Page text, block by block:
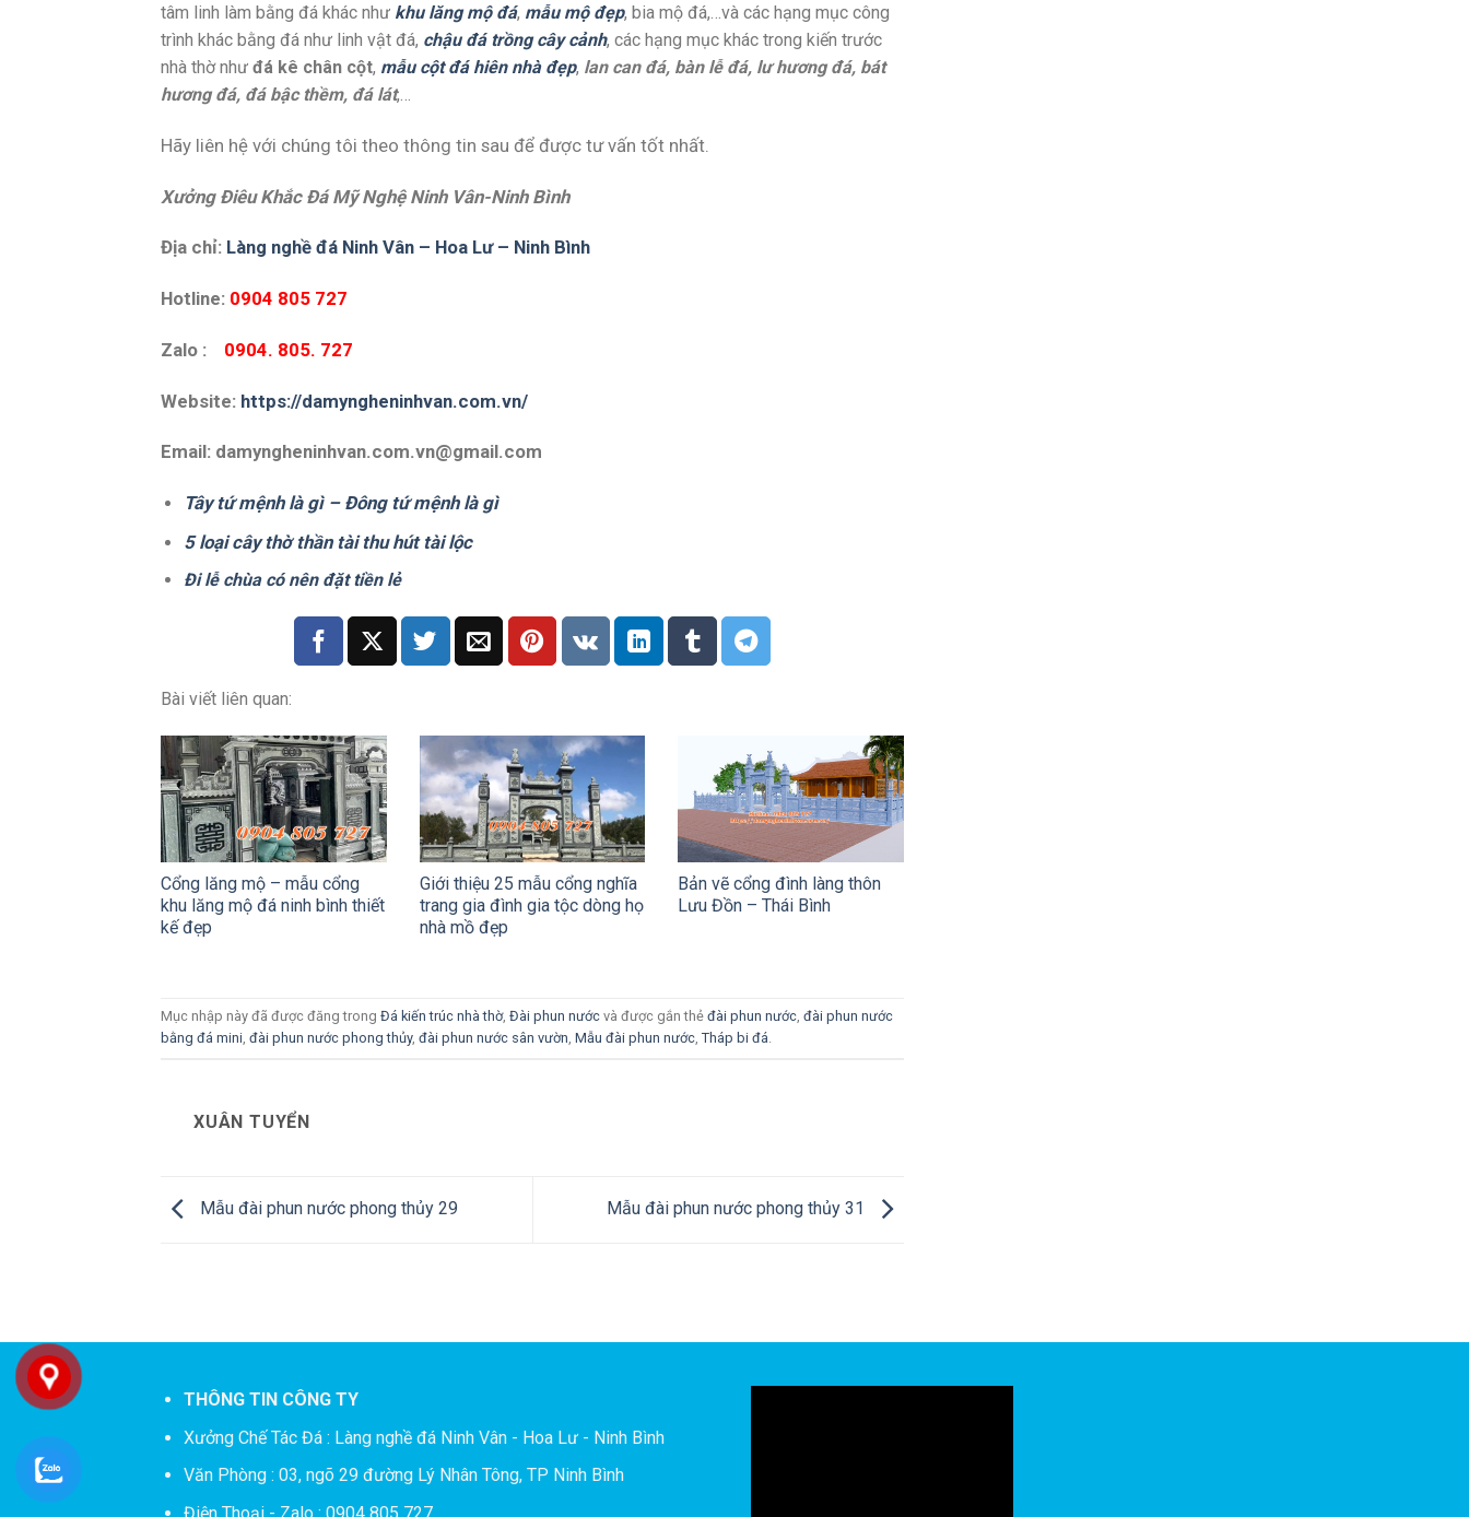
tâm linh làm bằng đá khác như khu lăng mộ đá, mẫu mộ đẹp, bia mộ đá,…và các hạng mục công
trình khác bằng đá như linh vật đá, chậu đá trồng cây cảnh, các hạng mục khác trong kiến trước
nhà thờ như đá kê chân cột, mẫu cột đá hiên nhà đẹp, lan can đá, bàn lễ đá, lư hương đá, bát
hương đá, đá bậc thềm, đá lát,…
Hãy liên hệ với chúng tôi theo thông tin sau để được tư vấn tốt nhất.
Xưởng Điêu Khắc Đá Mỹ Nghệ Ninh Vân-Ninh Bình
Địa chỉ: Làng nghề đá Ninh Vân – Hoa Lư – Ninh Bình
Hotline: 0904 805 727
Zalo : 0904. 805. 727
Website: https://damyngheninhvan.com.vn/
Email: damyngheninhvan.com.vn@gmail.com
Tây tứ mệnh là gì – Đông tứ mệnh là gì
5 loại cây thờ thần tài thu hút tài lộc
Đi lễ chùa có nên đặt tiền lẻ
Bài viết liên quan:
Cổng lăng mộ – mẫu cổng
khu lăng mộ đá ninh bình thiết
kế đẹp
Giới thiệu 25 mẫu cổng nghĩa
trang gia đình gia tộc dòng họ
nhà mồ đẹp
Bản vẽ cổng đình làng thôn
Lưu Đồn – Thái Bình
Mục nhập này đã được đăng trong Đá kiến trúc nhà thờ, Đài phun nước và được gắn thẻ đài phun nước, đài phun nước
bằng đá mini, đài phun nước phong thủy, đài phun nước sân vườn, Mẫu đài phun nước, Tháp bi đá.
XUÂN TUYỂN
Mẫu đài phun nước phong thủy 29 Mẫu đài phun nước phong thủy 31
THÔNG TIN CÔNG TY
Xưởng Chế Tác Đá : Làng nghề đá Ninh Vân - Hoa Lư - Ninh Bình
Văn Phòng : 03, ngõ 29 đường Lý Nhân Tông, TP Ninh Bình